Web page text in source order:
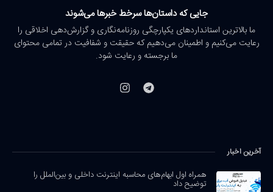
جایی که داستان‌ها سرخط خبرها می‌شوند
ما بالاترین استانداردهای یکپارچگی روزنامه‌نگاری و گزارش‌دهی اخلاقی را
رعایت می‌کنیم و اطمینان می‌دهیم که حقیقت و شفافیت در تمامی محتوای
ما برجسته و رعایت شود.
آخرین اخبار
همراه اول ابهام‌های محاسبه اینترنت داخلی و بین‌الملل را
توضیح داد